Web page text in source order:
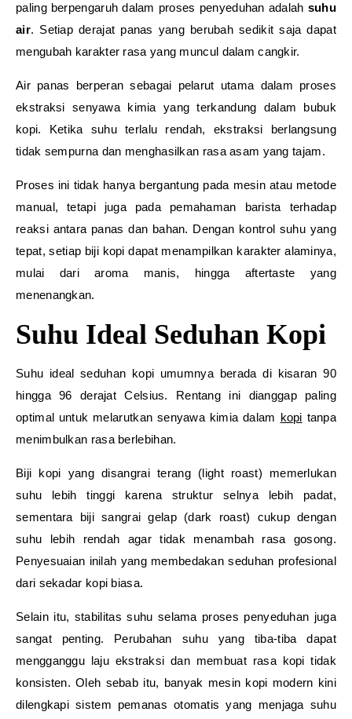
paling berpengaruh dalam proses penyeduhan adalah suhu
air. Setiap derajat panas yang berubah sedikit saja dapat
mengubah karakter rasa yang muncul dalam cangkir.
Air panas berperan sebagai pelarut utama dalam proses
ekstraksi senyawa kimia yang terkandung dalam bubuk
kopi. Ketika suhu terlalu rendah, ekstraksi berlangsung
tidak sempurna dan menghasilkan rasa asam yang tajam.
Proses ini tidak hanya bergantung pada mesin atau metode
manual, tetapi juga pada pemahaman barista terhadap
reaksi antara panas dan bahan. Dengan kontrol suhu yang
tepat, setiap biji kopi dapat menampilkan karakter alaminya,
mulai dari aroma manis, hingga aftertaste yang
menenangkan.
Suhu Ideal Seduhan Kopi
Suhu ideal seduhan kopi umumnya berada di kisaran 90
hingga 96 derajat Celsius. Rentang ini dianggap paling
optimal untuk melarutkan senyawa kimia dalam kopi tanpa
menimbulkan rasa berlebihan.
Biji kopi yang disangrai terang (light roast) memerlukan
suhu lebih tinggi karena struktur selnya lebih padat,
sementara biji sangrai gelap (dark roast) cukup dengan
suhu lebih rendah agar tidak menambah rasa gosong.
Penyesuaian inilah yang membedakan seduhan profesional
dari sekadar kopi biasa.
Selain itu, stabilitas suhu selama proses penyeduhan juga
sangat penting. Perubahan suhu yang tiba-tiba dapat
mengganggu laju ekstraksi dan membuat rasa kopi tidak
konsisten. Oleh sebab itu, banyak mesin kopi modern kini
dilengkapi sistem pemanas otomatis yang menjaga suhu